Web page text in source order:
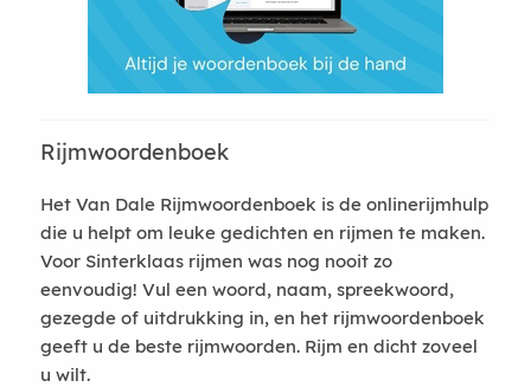
Rijmwoordenboek
Het Van Dale Rijmwoordenboek is de onlinerijmhulp
die u helpt om leuke gedichten en rijmen te maken.
Voor Sinterklaas rijmen was nog nooit zo
eenvoudig! Vul een woord, naam, spreekwoord,
gezegde of uitdrukking in, en het rijmwoordenboek
geeft u de beste rijmwoorden. Rijm en dicht zoveel
u wilt.